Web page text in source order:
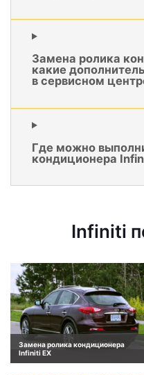
Замена ролика
какие
в сервисном
Где можно
кондиционера
Infiniti
Замена ролика кондиционера
Infiniti EX